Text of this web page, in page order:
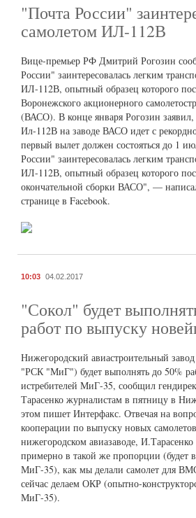
"Почта России"
самолетом ИЛ-112В
Вице-премьер РФ Дмитрий Рогозин
России" заинтересовалась легким
ИЛ-112В, опытный образец которого
Воронежского акционерного
(ВАСО). В конце января Рогозин заявил,
Ил-112В на заводе ВАСО идет с
первый вылет должен состояться до 1
России" заинтересовалась легким
ИЛ-112В, опытный образец которого
окончательной сборки ВАСО", —
странице в Facebook.
10:03 04.02.2017
"Сокол" будет
работ по выпуску
Нижегородский авиастроительный
"РСК "МиГ") будет выполнять до 50%
истребителей МиГ-35, сообщил
Тарасенко журналистам в пятницу в
этом пишет Интерфакс. Отвечая на
кооперации по выпуску новых
нижегородском авиазаводе,
примерно в такой же пропорции (будет
МиГ-35), как мы делали самолет для
сейчас делаем ОКР (опытно-
МиГ-35).